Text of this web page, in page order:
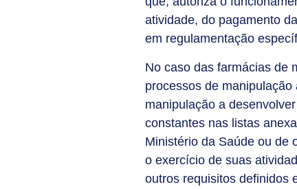
atividade, do pagamento
em regulamentação
No caso das farmácias de
processos de
manipulação a
constantes nas listas
Ministério da Saúde ou de
o exercício de suas
outros requisitos definidos